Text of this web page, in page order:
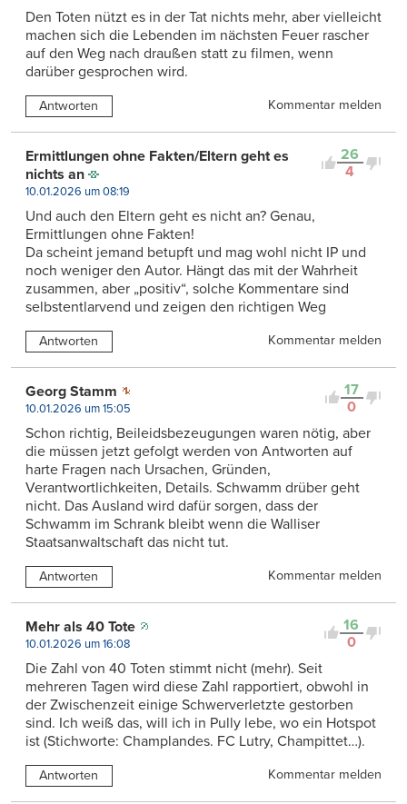
Den Toten nützt es in der Tat nichts mehr, aber vielleicht
machen sich die Lebenden im nächsten Feuer rascher
auf den Weg nach draußen statt zu filmen, wenn
darüber gesprochen wird.
Antworten Kommentar melden
26
4
Ermittlungen ohne Fakten/Eltern geht es
nichts an
10.01.2026 um 08:19
Und auch den Eltern geht es nicht an? Genau,
Ermittlungen ohne Fakten!
Da scheint jemand betupft und mag wohl nicht IP und
noch weniger den Autor. Hängt das mit der Wahrheit
zusammen, aber „positiv“, solche Kommentare sind
selbstentlarvend und zeigen den richtigen Weg
Antworten Kommentar melden
17
0
Georg Stamm
10.01.2026 um 15:05
Schon richtig, Beileidsbezeugungen waren nötig, aber
die müssen jetzt gefolgt werden von Antworten auf
harte Fragen nach Ursachen, Gründen,
Verantwortlichkeiten, Details. Schwamm drüber geht
nicht. Das Ausland wird dafür sorgen, dass der
Schwamm im Schrank bleibt wenn die Walliser
Staatsanwaltschaft das nicht tut.
Antworten Kommentar melden
16
0
Mehr als 40 Tote
10.01.2026 um 16:08
Die Zahl von 40 Toten stimmt nicht (mehr). Seit
mehreren Tagen wird diese Zahl rapportiert, obwohl in
der Zwischenzeit einige Schwerverletzte gestorben
sind. Ich weiß das, will ich in Pully lebe, wo ein Hotspot
ist (Stichworte: Champlandes. FC Lutry, Champittet…).
Antworten Kommentar melden